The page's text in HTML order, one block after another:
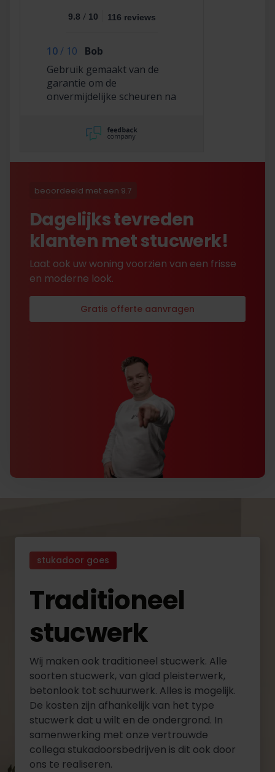
9.8 / 10 116 reviews
10/ 10
Bob
Gebruik gemaakt van de
garantie om de
onvermijdelijke scheuren na
en dat hebben ze super
netjes gedaan!
beoordeeld met een 9.7
Dagelijks tevreden
klanten met stucwerk!
Laat ook uw woning voorzien van een frisse
en moderne look.
Gratis offerte aanvragen
stukadoor goes
Traditioneel
stucwerk
Wij maken ook traditioneel stucwerk. Alle
soorten stucwerk, van glad pleisterwerk,
betonlook tot schuurwerk. Alles is mogelijk.
De kosten zijn afhankelijk van het type
stucwerk dat u wilt en de ondergrond. In
samenwerking met onze vertrouwde
collega stukadoorsbedrijven is dit ook door
ons te realiseren.